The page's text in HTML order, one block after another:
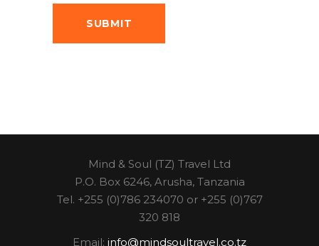
Mind & Soul (TZ) Travel Ltd
P.O. Box 6246, Arusha, Tanzania
Tel. +255 (0)786 234070 or +255 (0)767
320 818
Email: info@mindsoultravel.co.tz